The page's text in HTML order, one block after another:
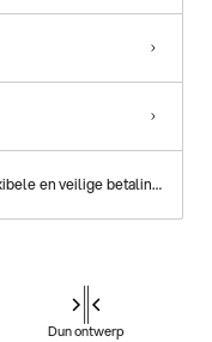
en veilige betalingen
Dun ontwerp